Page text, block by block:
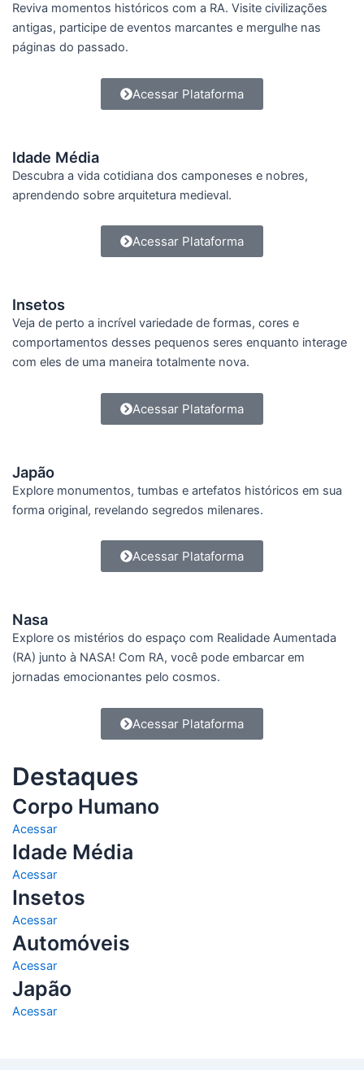
Reviva momentos históricos com a RA. Visite civilizações
antigas, participe de eventos marcantes e mergulhe nas
páginas do passado.
Acessar Plataforma
Idade Média
Descubra a vida cotidiana dos camponeses e nobres,
aprendendo sobre arquitetura medieval.
Acessar Plataforma
Insetos
Veja de perto a incrível variedade de formas, cores e
comportamentos desses pequenos seres enquanto interage
com eles de uma maneira totalmente nova.
Acessar Plataforma
Japão
Explore monumentos, tumbas e artefatos históricos em sua
forma original, revelando segredos milenares.
Acessar Plataforma
Nasa
Explore os mistérios do espaço com Realidade Aumentada
(RA) junto à NASA! Com RA, você pode embarcar em
jornadas emocionantes pelo cosmos.
Acessar Plataforma
Destaques
Corpo Humano
Acessar
Idade Média
Acessar
Insetos
Acessar
Automóveis
Acessar
Japão
Acessar